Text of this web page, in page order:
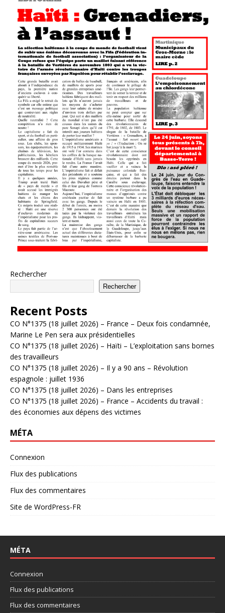
Rechercher
Rechercher
Recent Posts
CO N°1375 (18 juillet 2026) – France – Deux fois condamnée,
Marine Le Pen sera aux présidentielles
CO N°1375 (18 juillet 2026) – Haïti – L’exploitation sans bornes
des travailleurs
CO N°1375 (18 juillet 2026) – Il y a 90 ans – Révolution
espagnole : juillet 1936
CO N°1375 (18 juillet 2026) – Dans les entreprises
CO N°1375 (18 juillet 2026) – France – Accidents du travail :
des économies aux dépens des victimes
MÉTA
Connexion
Flux des publications
Flux des commentaires
Site de WordPress-FR
MÉTA
Connexion
Flux des publications
Flux des commentaires